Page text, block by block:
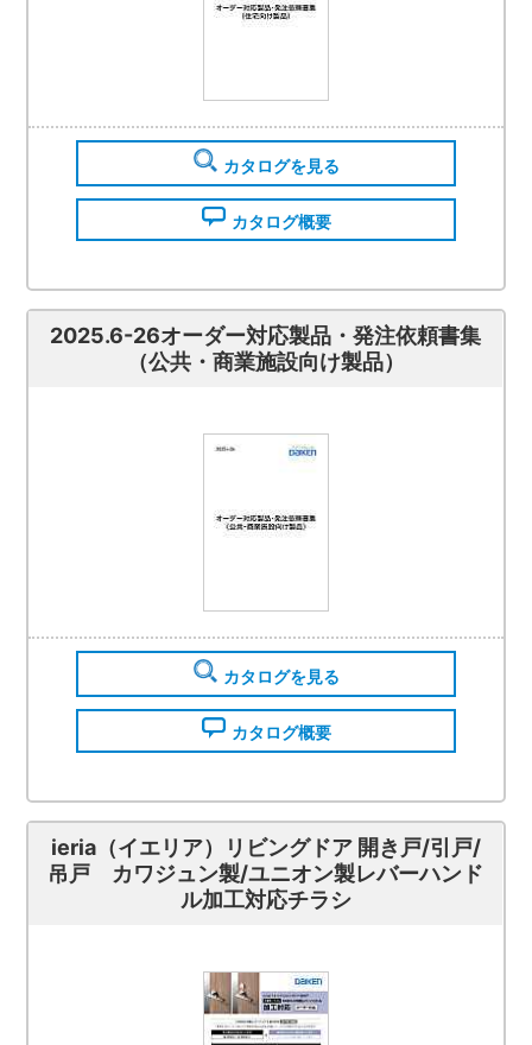
カタログを見る
カタログ概要
2025.6-26オーダー対応製品・発注依頼書集
（公共・商業施設向け製品）
カタログを見る
カタログ概要
ieria（イエリア）リビングドア 開き戸/引戸/
吊戸 カワジュン製/ユニオン製レバーハンド
ル加工対応チラシ